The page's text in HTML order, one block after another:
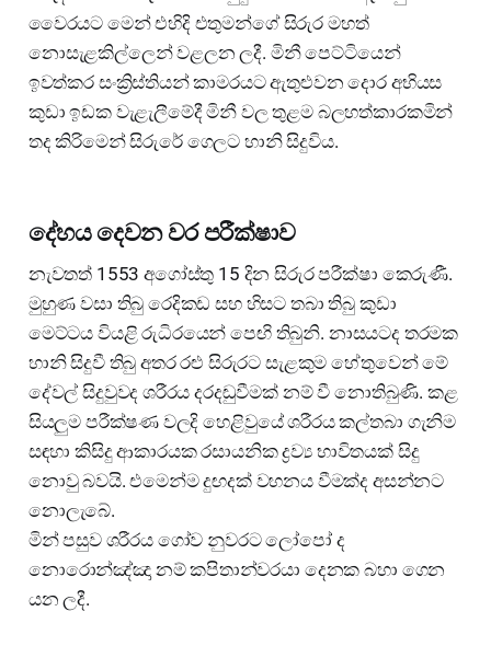
වෛරයට මෙන් එහිදි එතුමන්ගේ සිරුර මහත්
නොසැළකිල්ලෙන් වළලන ලදී. මිනී පෙට්ටියෙන්
ඉවත්කර සංක්‍රිස්තියන් කාමරයට ඇතුළුවන දොර අභියස
කුඩා ඉඩක වැළැලීමේදී මිනී වල තුළම බලහත්කාරකමින්
තද කිරිමෙන් සිරුරේ ගෙලට හානි සිදුවිය.
දේහය දෙවන වර පරීක්ෂාව
නැවතත් 1553 අගෝස්තු 15 දින සිරුර පරීක්ෂා කෙරුණී.
මුහුණ වසා තිබු රෙදිකඩ සහ හිසට තබා තිබු කුඩා
මෙට්ටය වියළි රුධිරයෙන් පෙඟි තිබුනි. නාසයටද තරමක
හානි සිදුවී තිබු අතර රළු සිරුරට සැළකුම හේතුවෙන් මේ
දේවල් සිදුවුවද ශරීරය දරදඬුවීමක් නම් වී නොතිබුණි. කළ
සියලුම පරීක්ෂණ වලදි හෙළිවුයේ ශරීරය කල්තබා ගැනිම
සඳහා කිසිදු ආකාරයක රසායනික ද්‍රව්‍ය භාවිතයක් සිදු
නොවු බවයි. එමෙන්ම දුඟදක් වහනය වීමක්ද අසන්නට
නොලැබේ.
මින් පසුව ශරීරය ගෝව නුවරට ලෝපෝ ද
නොරොන්ඤ්ඤා නම් කපිතාන්වරයා දෙනක බහා ගෙන
යන ලදී.